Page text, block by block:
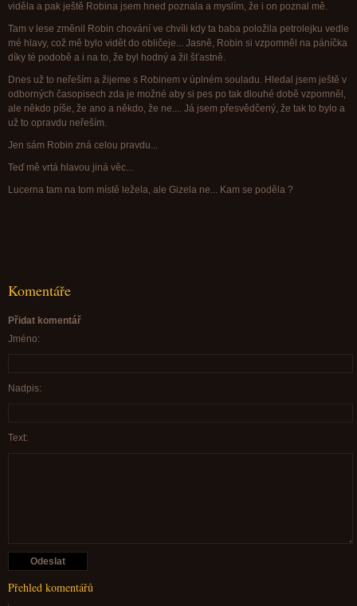
viděla a pak ještě Robina jsem hned poznala a myslím, že i on poznal mě.
Tam v lese změnil Robin chování ve chvíli kdy ta baba položila petrolejku vedle
mé hlavy, což mě bylo vidět do obličeje... Jasně, Robin si vzpomněl na páníčka
díky té podobě a i na to, že byl hodný a žil šťastně.
Dnes už to neřeším a žijeme s Robinem v úplném souladu. Hledal jsem ještě v
odborných časopisech zda je možné aby si pes po tak dlouhé době vzpomněl,
ale někdo píše, že ano a někdo, že ne.... Já jsem přesvědčený, že tak to bylo a
už to opravdu neřeším.
Jen sám Robin zná celou pravdu...
Teď mě vrtá hlavou jiná věc...
Lucerna tam na tom místě ležela, ale Gizela ne... Kam se poděla ?
Komentáře
Přidat komentář
Jméno:
Nadpis:
Text:
Přehled komentářů